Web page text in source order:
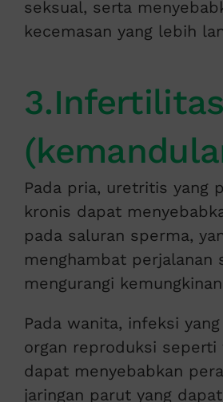
seksual, serta
kecemasan yang lebih
3.Infertilitas
Pada pria, uretritis yang
kronis dapat
pada saluran sperma,
menghambat perjalanan
mengurangi
Pada wanita, infeksi
organ reproduksi seperti
dapat menyebabkan
jaringan parut yang